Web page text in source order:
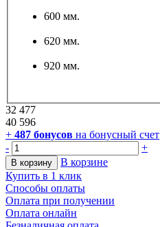
600 мм.
620 мм.
920 мм.
32 477
40 596
+ 487 бонусов на бонусный счет
-
+
В корзину
В корзине
Купить в 1 клик
Способы оплаты
Оплата при получении
Оплата онлайн